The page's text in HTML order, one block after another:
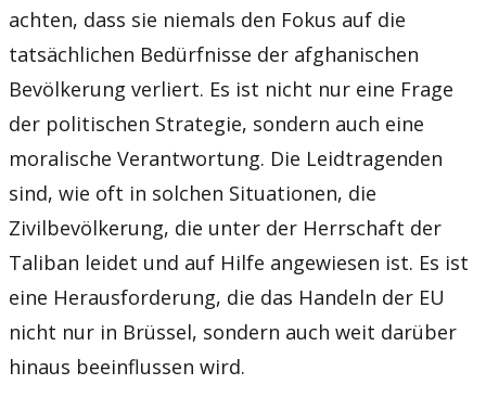
achten, dass sie niemals den Fokus auf die
tatsächlichen Bedürfnisse der afghanischen
Bevölkerung verliert. Es ist nicht nur eine Frage
der politischen Strategie, sondern auch eine
moralische Verantwortung. Die Leidtragenden
sind, wie oft in solchen Situationen, die
Zivilbevölkerung, die unter der Herrschaft der
Taliban leidet und auf Hilfe angewiesen ist. Es ist
eine Herausforderung, die das Handeln der EU
nicht nur in Brüssel, sondern auch weit darüber
hinaus beeinflussen wird.